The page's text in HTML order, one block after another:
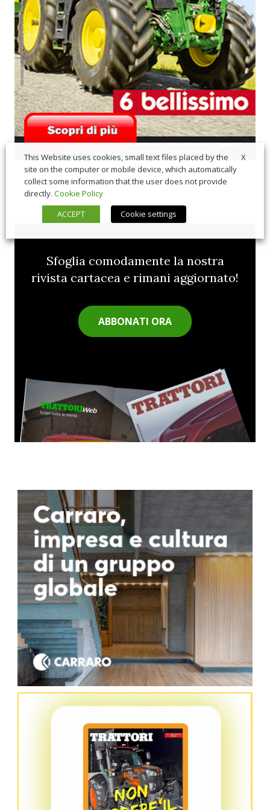
Sfoglia comodamente la nostra
rivista cartacea e rimani aggiornato!
ABBONATI ORA
X
This Website uses cookies, small text files placed by the
site on the computer or mobile device, which automatically
collect some information that the user does not provide
directly. Cookie Policy
ACCEPT
Cookie settings